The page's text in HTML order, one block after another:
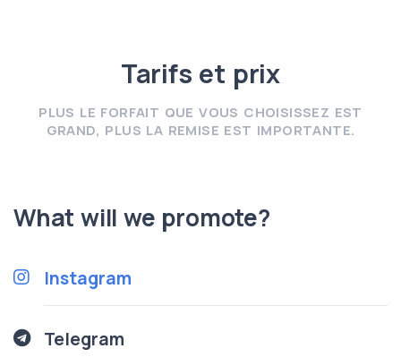
Tarifs et prix
PLUS LE FORFAIT QUE VOUS CHOISISSEZ EST
GRAND, PLUS LA REMISE EST IMPORTANTE.
What will we promote?
Instagram
Telegram